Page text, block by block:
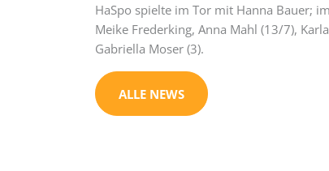
HaSpo spielte im Tor mit Hanna Bauer;
Meike Frederking, Anna Mahl (13/7),
Gabriella Moser (3).
ALLE NEWS